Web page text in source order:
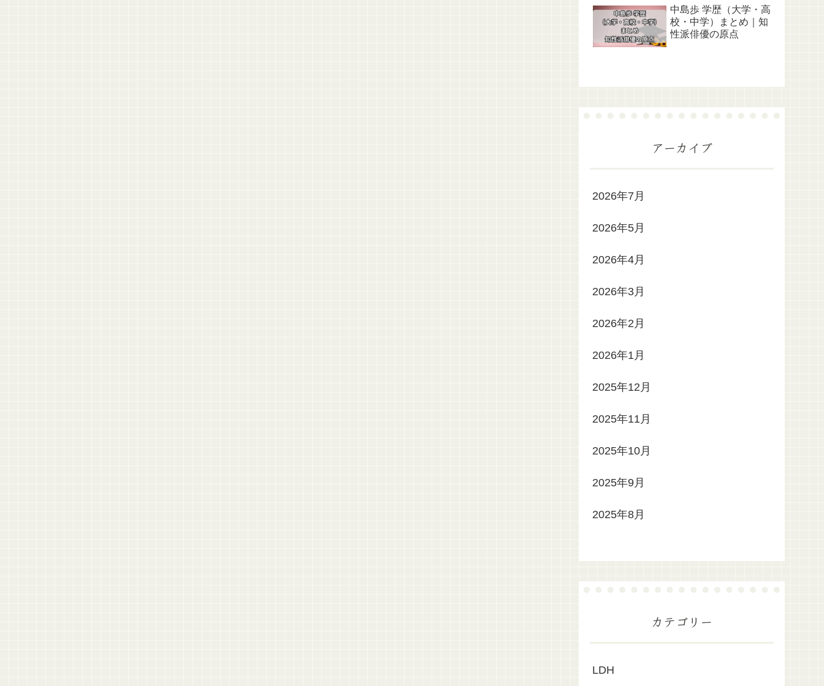
中島歩 学歴（大学・高
校・中学）まとめ｜知
性派俳優の原点
アーカイブ
2026年7月
2026年5月
2026年4月
2026年3月
2026年2月
2026年1月
2025年12月
2025年11月
2025年10月
2025年9月
2025年8月
カテゴリー
LDH